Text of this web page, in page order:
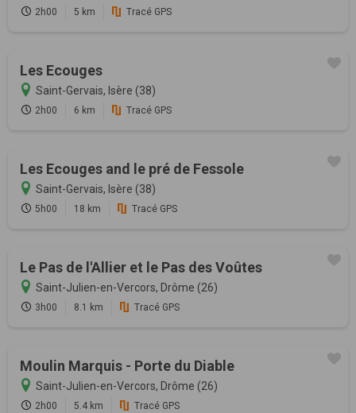
2h00 5 km Tracé GPS
Les Ecouges
Saint-Gervais, Isère (38)
2h00 6 km Tracé GPS
Les Ecouges and le pré de Fessole
Saint-Gervais, Isère (38)
5h00 18 km Tracé GPS
Le Pas de l'Allier et le Pas des Voûtes
Saint-Julien-en-Vercors, Drôme (26)
3h00 8.1 km Tracé GPS
Moulin Marquis - Porte du Diable
Saint-Julien-en-Vercors, Drôme (26)
2h00 5.4 km Tracé GPS